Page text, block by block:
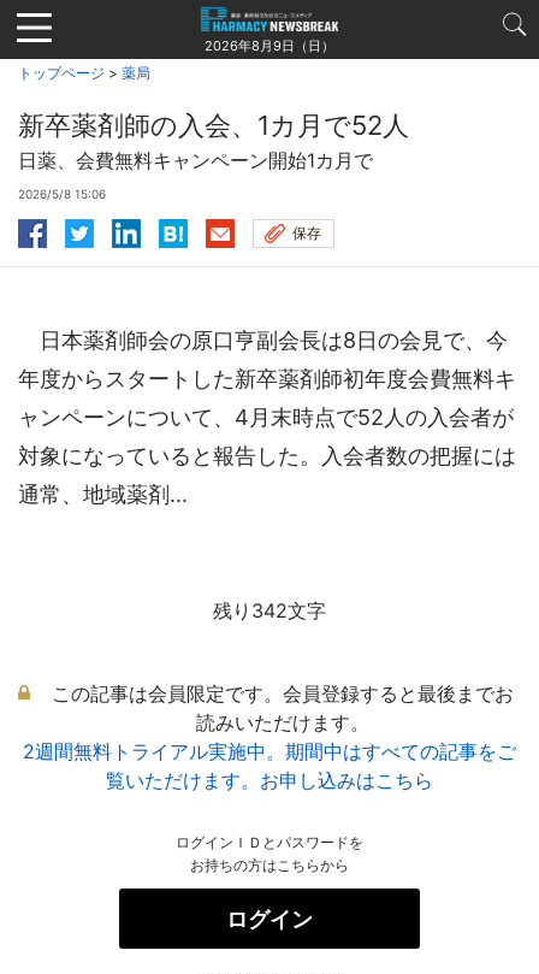
Jump
to
navigation
2026年8月9日（日）
トップページ > 薬局
新卒薬剤師の入会、1カ月で52人
日薬、会費無料キャンペーン開始1カ月で
2026/5/8 15:06
保存
日本薬剤師会の原口亨副会長は8日の会見で、今
年度からスタートした新卒薬剤師初年度会費無料キ
ャンペーンについて、4月末時点で52人の入会者が
対象になっていると報告した。入会者数の把握には
通常、地域薬剤...
残り342文字
この記事は会員限定です。会員登録すると最後までお
読みいただけます。
2週間無料トライアル実施中。期間中はすべての記事をご
覧いただけます。お申し込みはこちら
ログインＩＤとパスワードを
お持ちの方はこちらから
ログイン